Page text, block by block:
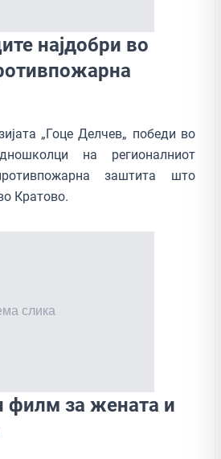
најдобри во
„Гоце Делчев„ победи во
на регионалниот
заштита што
Кратово.
филм за жената и